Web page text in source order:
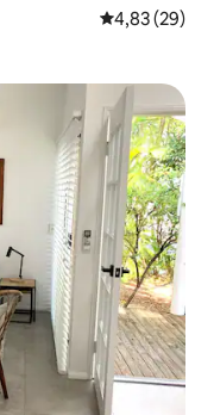
4,83 av 5 i
4,83 (29)